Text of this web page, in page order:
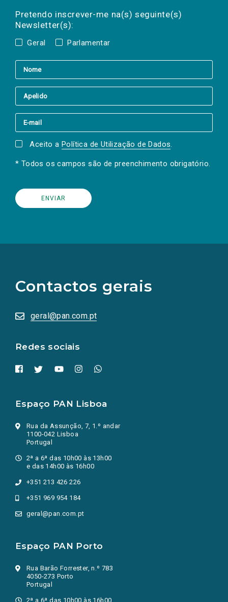
Pretendo inscrever-me na(s) seguinte(s)
Newsletter(s):
Geral Parlamentar
a(s) newsletter(s).
mail
Aceito a Política de Utilização de Dados.
* Todos os campos são de preenchimento obrigatório.
Contactos gerais
geral@pan.com.pt
Redes sociais
redes
sociais
numa
nova
Espaço PAN Lisboa
Rua da Assunção, 7, 1.º andar
1100-042 Lisboa
Portugal
2ª a 6ª das 10h00 às 13h00
e das 14h00 às 16h00
+351 213 426 226
+351 969 954 184
geral@pan.com.pt
Espaço PAN Porto
Rua Barão Forrester, n.º 783
4050-273 Porto
Portugal
2ª a 6ª das 10h00 às 16h00